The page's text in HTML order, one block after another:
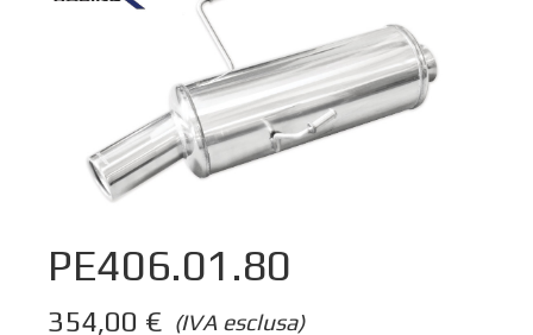
PE406.01.80
(IVA esclusa)
354,00 €